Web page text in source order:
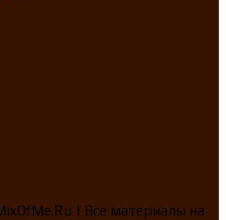
| Все материалы на